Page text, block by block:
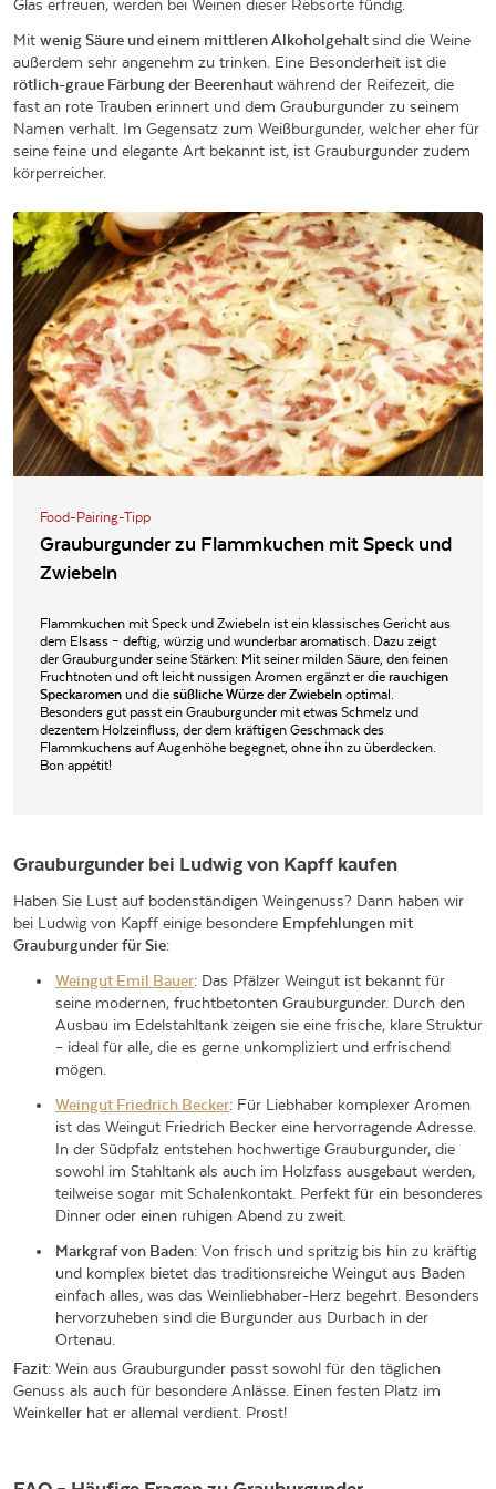
Glas erfreuen, werden bei Weinen dieser Rebsorte fündig.
Mit wenig Säure und einem mittleren Alkoholgehaltsind die Weine
außerdem sehr angenehm zu trinken. Eine Besonderheit ist die
rötlich-graue Färbung der Beerenhautwährend der Reifezeit, die
fast an rote Trauben erinnert und dem Grauburgunder zu seinem
Namen verhalt. Im Gegensatz zum Weißburgunder, welcher eher für
seine feine und elegante Art bekannt ist, ist Grauburgunder zudem
körperreicher.
Food-Pairing-Tipp
Grauburgunder zu Flammkuchen mit Speck und
Zwiebeln
Flammkuchen mit Speck und Zwiebeln ist ein klassisches Gericht aus
dem Elsass – deftig, würzig und wunderbar aromatisch. Dazu zeigt
der Grauburgunder seine Stärken: Mit seiner milden Säure, den feinen
Fruchtnoten und oft leicht nussigen Aromen ergänzt er die rauchigen
Speckaromen und die süßliche Würze der Zwiebeln optimal.
Besonders gut passt ein Grauburgunder mit etwas Schmelz und
dezentem Holzeinfluss, der dem kräftigen Geschmack des
Flammkuchens auf Augenhöhe begegnet, ohne ihn zu überdecken.
Bon appétit!
Grauburgunder bei Ludwig von Kapff kaufen
Haben Sie Lust auf bodenständigen Weingenuss? Dann haben wir
bei Ludwig von Kapff einige besondere Empfehlungen mit
Grauburgunder für Sie:
Weingut Emil Bauer: Das Pfälzer Weingut ist bekannt für
seine modernen, fruchtbetonten Grauburgunder. Durch den
Ausbau im Edelstahltank zeigen sie eine frische, klare Struktur
– ideal für alle, die es gerne unkompliziert und erfrischend
mögen.
Weingut Friedrich Becker: Für Liebhaber komplexer Aromen
ist das Weingut Friedrich Becker eine hervorragende Adresse.
In der Südpfalz entstehen hochwertige Grauburgunder, die
sowohl im Stahltank als auch im Holzfass ausgebaut werden,
teilweise sogar mit Schalenkontakt. Perfekt für ein besonderes
Dinner oder einen ruhigen Abend zu zweit.
Markgraf von Baden: Von frisch und spritzig bis hin zu kräftig
und komplex bietet das traditionsreiche Weingut aus Baden
einfach alles, was das Weinliebhaber-Herz begehrt. Besonders
hervorzuheben sind die Burgunder aus Durbach in der
Ortenau.
Fazit: Wein aus Grauburgunder passt sowohl für den täglichen
Genuss als auch für besondere Anlässe. Einen festen Platz im
Weinkeller hat er allemal verdient. Prost!